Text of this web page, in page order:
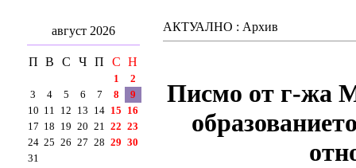
август 2026
П В С Ч П С Н
1
2
3
4 5 6 7 8
9
10 11 12 13 14 15 16
17 18 19 20 21 22 23
24 25 26 27 28 29 30
31
АКТУАЛНО : Архив
Писмо от г-жа